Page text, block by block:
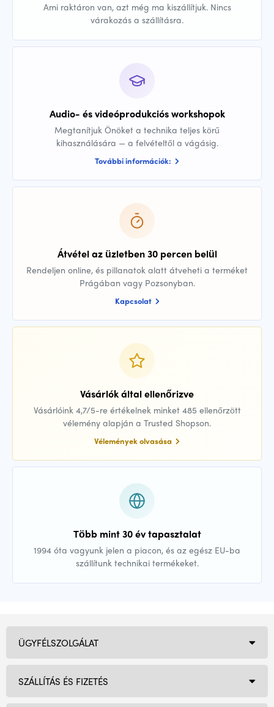
Ami raktáron van, azt még ma kiszállítjuk. Nincs
várakozás a szállításra.
Audio- és videóprodukciós workshopok
Megtanítjuk Önöket a technika teljes körű
kihasználására — a felvételtől a vágásig.
További információk:
Átvétel az üzletben 30 percen belül
Rendeljen online, és pillanatok alatt átveheti a terméket
Prágában vagy Pozsonyban.
Kapcsolat
Vásárlók által ellenőrizve
Vásárlóink 4,7/5-re értékelnek minket 485 ellenőrzött
vélemény alapján a Trusted Shopson.
Vélemények olvasása
Több mint 30 év tapasztalat
1994 óta vagyunk jelen a piacon, és az egész EU-ba
szállítunk technikai termékeket.
ÜGYFÉLSZOLGÁLAT
SZÁLLÍTÁS ÉS FIZETÉS